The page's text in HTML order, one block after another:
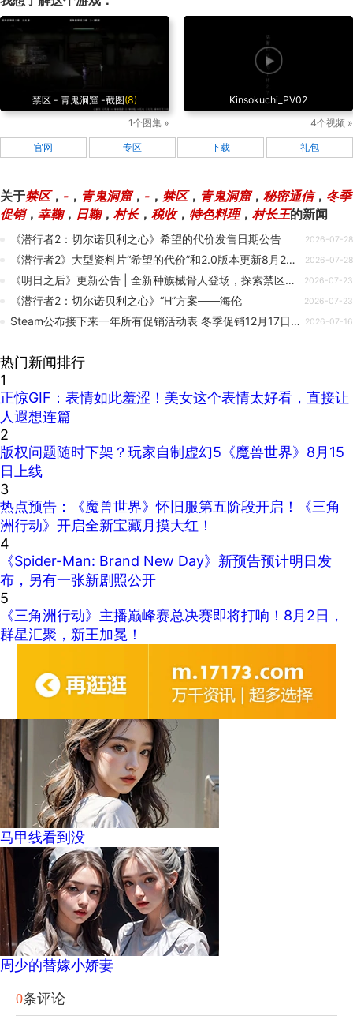
禁区 - 青鬼洞窟 -截图(8)
1个图集 »
Kinsokuchi_PV02
4个视频 »
官网 专区 下载 礼包
关于禁区， - ， 青鬼洞窟， - ， 禁区， 青鬼洞窟， 秘密通信， 冬季
促销， 幸鞠， 日鞠， 村长， 税收， 特色料理， 村长王的新闻
《潜行者2：切尔诺贝利之心》希望的代价发售日期公告 2026-07-28
《潜行者2》大型资料片“希望的代价”和2.0版本更新8月20日上线 2026-07-28
《明日之后》更新公告 | 全新种族械骨人登场，探索禁区解锁丰厚好礼！ 2026-07-23
《潜行者2：切尔诺贝利之心》“H”方案——海伦 2026-07-23
Steam公布接下来一年所有促销活动表 冬季促销12月17日开启！ 2026-07-16
热门新闻排行
1
正惊GIF：表情如此羞涩！美女这个表情太好看，直接让
人遐想连篇
2
版权问题随时下架？玩家自制虚幻5《魔兽世界》8月15
日上线
3
热点预告：《魔兽世界》怀旧服第五阶段开启！《三角
洲行动》开启全新宝藏月摸大红！
4
《Spider-Man: Brand New Day》新预告预计明日发
布，另有一张新剧照公开
5
《三角洲行动》主播巅峰赛总决赛即将打响！8月2日，
群星汇聚，新王加冕！
马甲线看到没
周少的替嫁小娇妻
0条评论